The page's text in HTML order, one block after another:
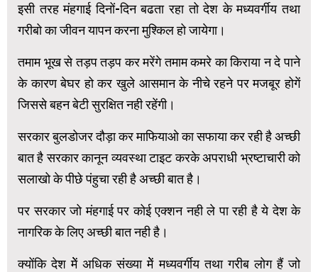
इसी तरह मंहगाई दिनों-दिन बढता रहा तो देश के मध्यवर्गीय तथा
गरीबो का जीवन यापन करना मुश्किल हो जायेगा।
तमाम भूख से तड़प तड़प कर मरेंगे तमाम कमरे का किराया न दे पाने
के कारण बेघर हो कर खुले आसमान के नीचे रहने पर मजबूर होगें
जिससे बहन बेटी सुरक्षित नही रहेंगी।
सरकार बुलडोजर दौड़ा कर माफियाओ का सफाया कर रही है अच्छी
बात है सरकार कानून व्यवस्था टाइट करके अपराधी भ्रष्टाचारी को
सलाखो के पीछे पंहुचा रही है अच्छी बात है।
पर सरकार जो मंहगाई पर कोई एक्शन नही ले पा रही है ये देश के
नागरिक के लिए अच्छी बात नही है।
क्योंकि देश मेें अधिक संख्या मेें मध्यवर्गीय तथा गरीब लोग हैं जो